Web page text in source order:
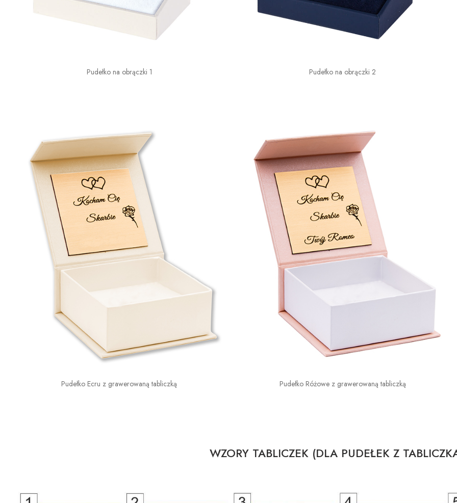
Pudełko na obrączki 1 Pudełko na obrączki 2
Pudełko Ecru z grawerowaną tabliczką Pudełko Różowe z grawerowaną tabliczką
WZORY TABLICZEK (DLA PUDEŁEK Z